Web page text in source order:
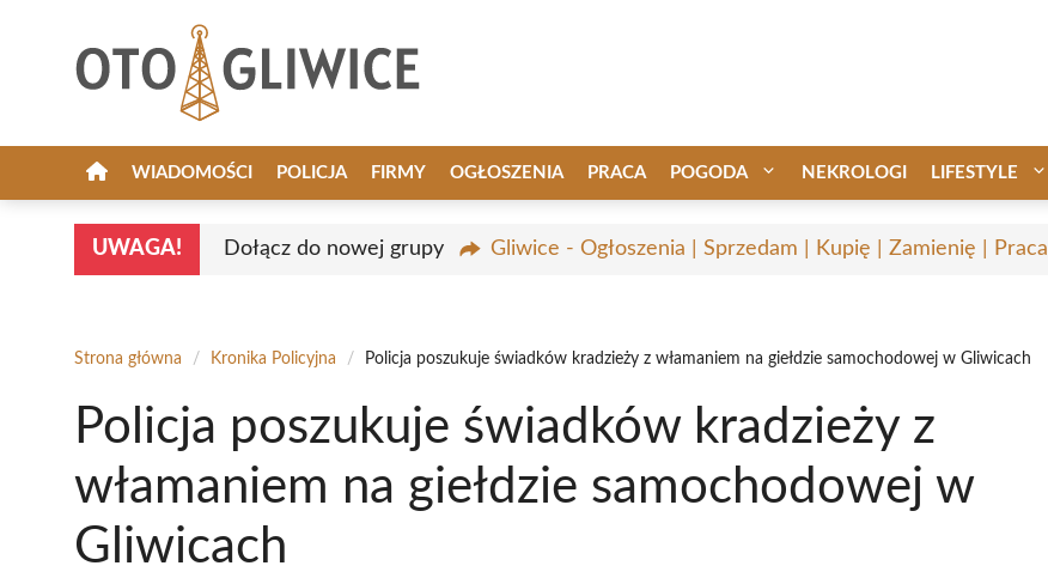
WIADOMOŚCI POLICJA FIRMY OGŁOSZENIA PRACA POGODA NEKROLOGI LIFESTYLE
UWAGA! Dołącz do nowej grupy Gliwice - Ogłoszenia | Sprzedam | Kupię | Zamienię | Praca
Strona główna / Kronika Policyjna / Policja poszukuje świadków kradzieży z włamaniem na giełdzie samochodowej w Gliwicach
Policja poszukuje świadków kradzieży z
włamaniem na giełdzie samochodowej w
Gliwicach